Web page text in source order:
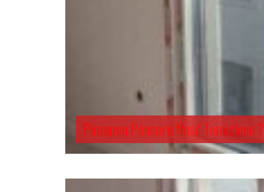
Pimapen Pencere Nasıl Temizlenir?